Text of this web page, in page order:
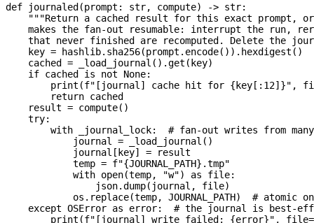
def journaled (prompt : str, compute) -> str:
"""Return a cached result for this exact prompt,
makes the fan-out resumable: interrupt the run,
that never finished are recomputed. Delete the
    key
= hashlib.sha256(prompt.encode()).hexdigest()
    cached
= _load_journal().get(key)
    if
cached is not None:
        print
(f"[journal] cache hit for { key[: 12] }" ,
        return
cached
    result
= compute()
    try
:
        with
_journal_lock: # fan-out writes from
            journal
= _load_journal()
            journal[key]
= result
            temp
= f"{JOURNAL_PATH} .tmp"
            with
open(temp, "w") as file:
                json.dump(journal,
file)
            os.replace(temp,
JOURNAL_PATH) # atomic on
    except
OSError as error: # the journal is best-
        print
(f"[journal] write failed: {error}" , file=